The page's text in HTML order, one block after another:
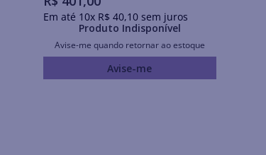
Em até 10x R$ 40,10sem juros
Produto Indisponível
Avise-me quando retornar ao estoque
Avise-me